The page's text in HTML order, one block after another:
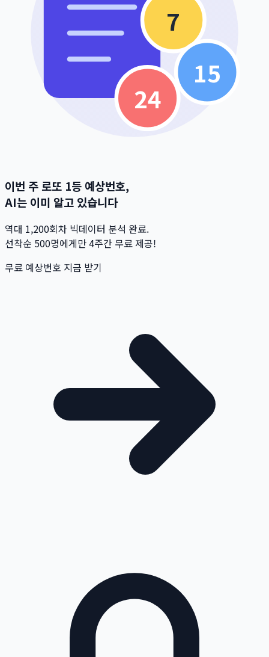
7
15
24
이번 주 로또 1등 예상번호,
AI는 이미 알고 있습니다
역대 1,200회차 빅데이터 분석 완료.
선착순 500명에게만 4주간 무료 제공!
무료 예상번호 지금 받기